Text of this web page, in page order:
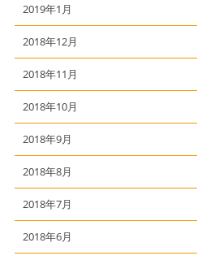
2019年1月
2018年12月
2018年11月
2018年10月
2018年9月
2018年8月
2018年7月
2018年6月